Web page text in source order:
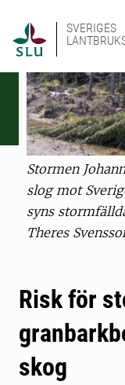
SVERIGES
Stormen
slog mot
syns
Theres
Risk för
skog